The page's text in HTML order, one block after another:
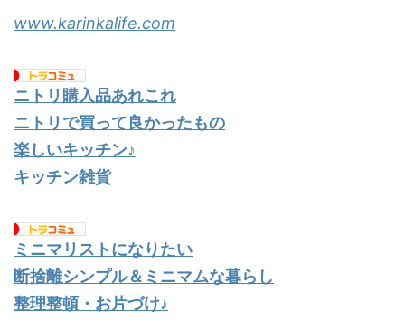
www.karinkalife.com
ニトリ購入品あれこれ
ニトリで買って良かったもの
楽しいキッチン♪
キッチン雑貨
ミニマリストになりたい
断捨離シンプル＆ミニマムな暮らし
整理整頓・お片づけ♪